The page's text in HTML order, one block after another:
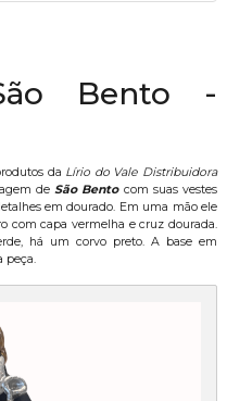
Bento -
da Lírio do Vale Distribuidora
deSão Bentocom suas vestes
em dourado. Em uma mão ele
com capa vermelha e cruz dourada.
há um corvo preto. A base em
peça.